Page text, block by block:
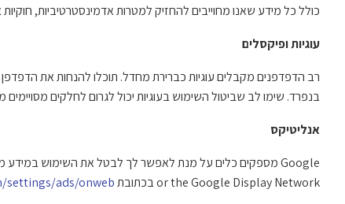
כולל כל מידע שאנו מחוייבים להחזיק למטרות אדמינסטרטיביות, חוקיות
עוגיות ופיקסלים
רב הדפדפנים מקבלים עוגיות כברירת מחדל. תוכלו להנחות את
בנפרד. שימו לב שביטול השימוש בעוגיות יכול לגרום לחלקים
אנליטיקס
Google מספקים כלים על מנת לאפשר לך לבטל את השימוש במידע מסויים שנאסף על ידי גוגל אנליטיקס בכתובת
or the Google Display Network בכתובת
settings/ads/onweb